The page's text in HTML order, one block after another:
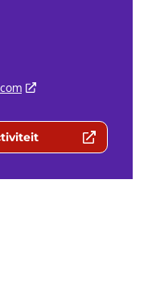
(Deze link gaat naar
gaat naar een externe